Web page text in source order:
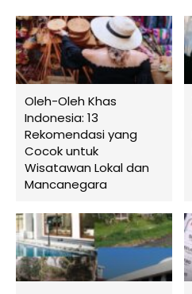
Oleh-Oleh Khas
Indonesia: 13
Rekomendasi yang
Cocok untuk
Wisatawan Lokal dan
Mancanegara